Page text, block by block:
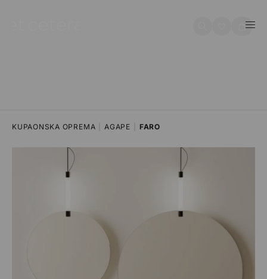
Košarica
KUPAONSKA OPREMA AGAPE FARO